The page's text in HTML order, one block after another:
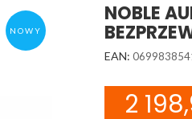
NOWY
NOBLE
EAN:
2